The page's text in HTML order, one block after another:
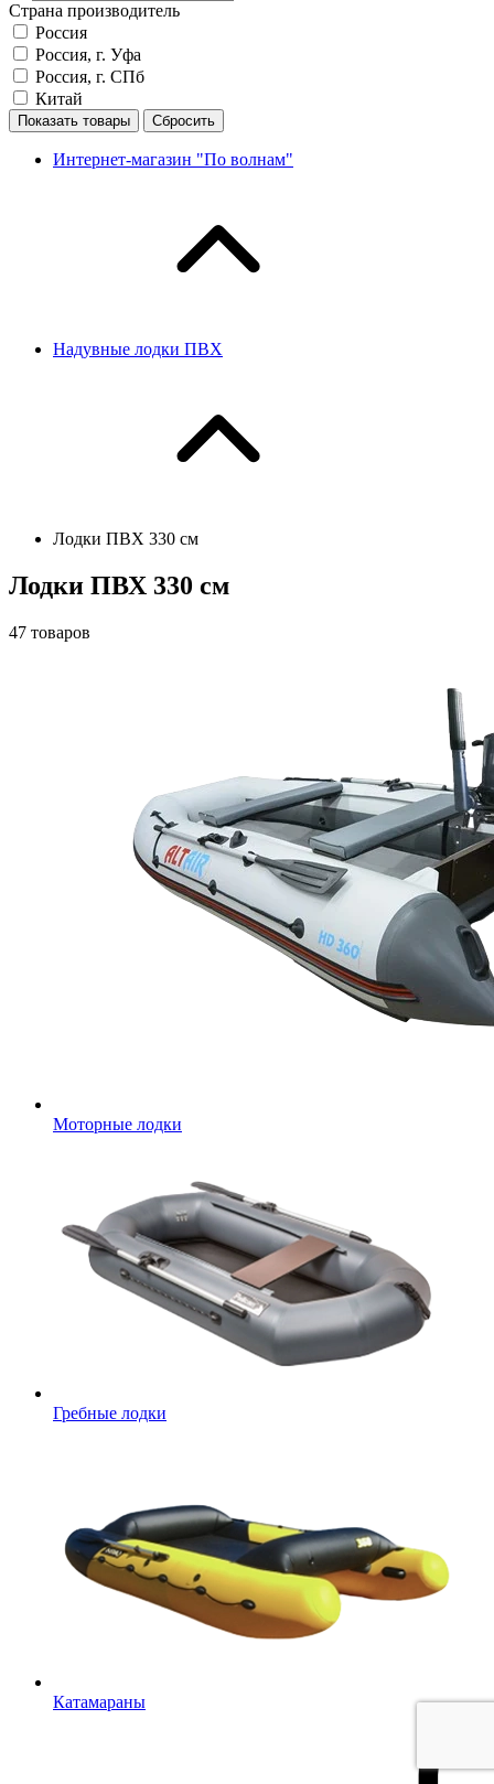
Страна производитель
Россия
Россия, г. Уфа
Россия, г. СПб
Китай
Показать товары Сбросить
Интернет-магазин "По волнам"
Надувные лодки ПВХ
Лодки ПВХ 330 см
Лодки ПВХ 330 см
47 товаров
Моторные лодки
Гребные лодки
Катамараны